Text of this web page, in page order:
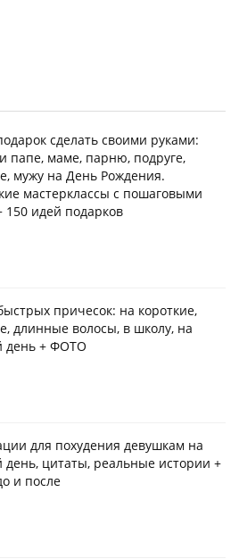
сделать своими руками:
папе, маме, парню, подруге,
мужу на День Рождения.
мастерклассы с пошаговыми
идей подарков
причесок: на короткие,
длинные волосы, в школу, на
день + ФОТО
для похудения девушкам на
день, цитаты, реальные истории +
и после